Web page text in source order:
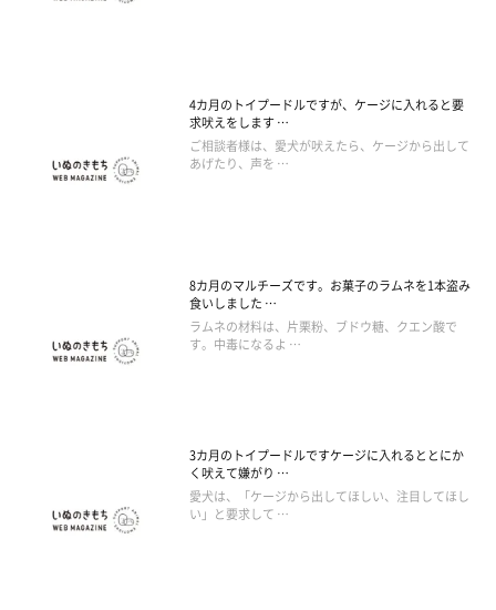
4カ月のトイプードルですが、ケージに入れると要
求吠えをします …
ご相談者様は、愛犬が吠えたら、ケージから出して
あげたり、声を …
8カ月のマルチーズです。お菓子のラムネを1本盗み
食いしました …
ラムネの材料は、片栗粉、ブドウ糖、クエン酸で
す。中毒になるよ …
3カ月のトイプードルですケージに入れるととにか
く吠えて嫌がり …
愛犬は、「ケージから出してほしい、注目してほし
い」と要求して …